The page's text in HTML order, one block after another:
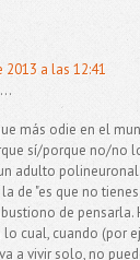
2013 a las 12:41
más odie en el
sí/porque no/no
adulto
de "es que no
de pensarla.
lo cual, cuando (por
a vivir solo, no